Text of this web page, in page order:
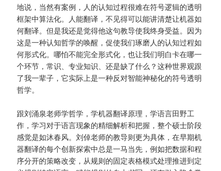
地说，当然有案例，人的认知过程很难在符号逻辑的透明
框架中算法化。人能翻译，不见得可以能讲清楚让机器如
何翻译。但是我还是觉得他这句教导使我终身受益。因为
这是一种认知哲学的唤醒，促使我们琢磨人的认知过程如
何形式化。哪怕不能完全形式化，也让我们明白卡在哪一
个环节，常识、专业知识、还是缺了什么？这种世界观跟
了我一辈子，它实际上是一种反对智能神秘化的符号透明
哲学。
跟刘涌泉老师学哲学，学机器翻译原理，学语言田野工
作，学习对于语言现象的精细解析和把握，整个硕士阶段
感觉是如沐春风。刘倬老师的教导则更为具体，在早期机
器翻译的每个创新探索中总是一马当先，例如把数据和程
序分开的策略改变，从规则的固定表格模式处理推进到定